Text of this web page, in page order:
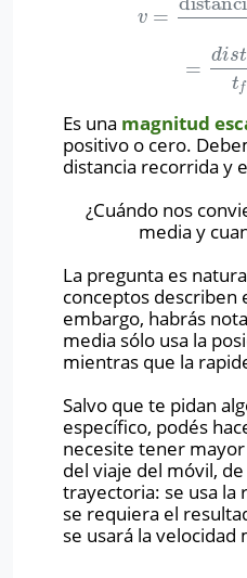
v =
=
dist
tf
distancia
Es una magnitud
positivo o cero.
distancia recorrida y
¿Cuándo nos
media y
La pregunta es
conceptos describen
embargo, habrás
media sólo usa la
mientras que la
Salvo que te pidan
específico, podés
necesite tener
del viaje del móvil,
trayectoria: se usa la
se requiera el
se usará la velocidad